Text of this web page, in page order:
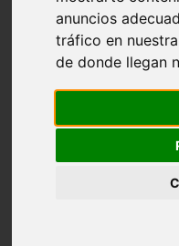
anuncios
tráfico en
de donde llegan
Almería - roquetas-de-
Girona - tossa-de-mar
Barcelona - sant-
Alicante - l39alfàs-del-pi
Barcelona - vilanova-
Castellón - peñíscola
Illes-balears - sant-